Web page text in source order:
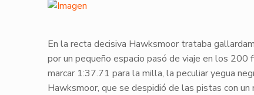
​En la recta decisiva Hawksmoor trataba
por un pequeño espacio pasó de viaje en los 200
marcar 1:37.71 para la milla, la peculiar yegua
Hawksmoor, que se despidió de las pistas con